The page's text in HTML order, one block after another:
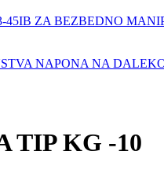
ZA BEZBEDNO
NAPONA NA
TIP KG -10